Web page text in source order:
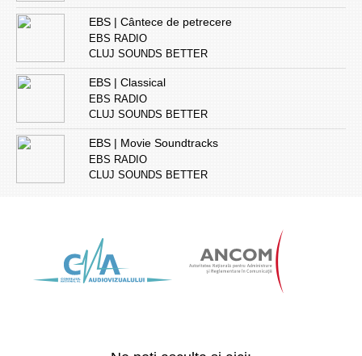
EBS | Cântece de petrecere
EBS RADIO
CLUJ SOUNDS BETTER
EBS | Classical
EBS RADIO
CLUJ SOUNDS BETTER
EBS | Movie Soundtracks
EBS RADIO
CLUJ SOUNDS BETTER